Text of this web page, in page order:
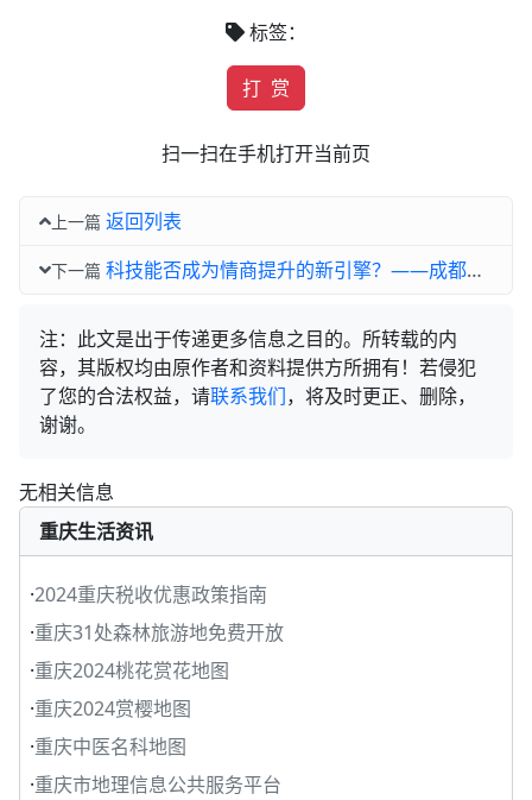
标签：
打 赏
扫一扫在手机打开当前页
上一篇 返回列表
下一篇 科技能否成为情商提升的新引擎？——成都网站建设京上云建站的深度剖析
注：此文是出于传递更多信息之目的。所转载的内
容，其版权均由原作者和资料提供方所拥有！若侵犯
了您的合法权益，请联系我们，将及时更正、删除，
谢谢。
无相关信息
重庆生活资讯
·2024重庆税收优惠政策指南
·重庆31处森林旅游地免费开放
·重庆2024桃花赏花地图
·重庆2024赏樱地图
·重庆中医名科地图
·重庆市地理信息公共服务平台